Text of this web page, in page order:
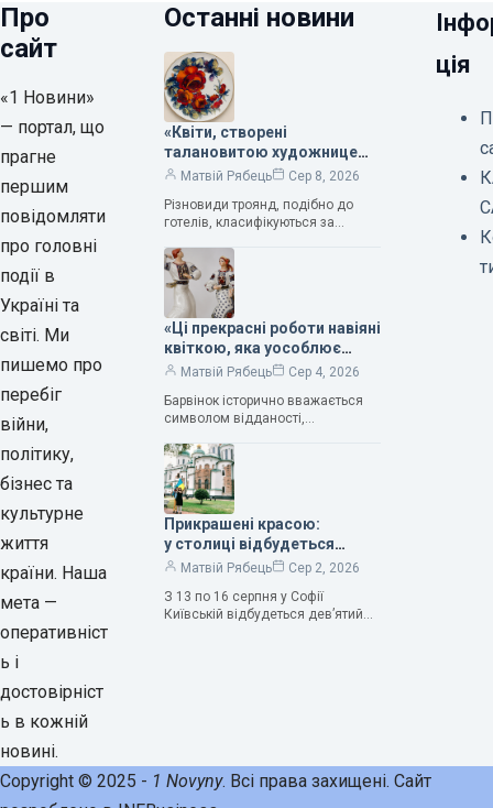
Про
сайт
«1 Новини»
— портал, що
прагне
першим
повідомляти
про головні
події в
Україні та
світі. Ми
пишемо про
перебіг
війни,
політику,
бізнес та
культурне
життя
країни. Наша
мета —
оперативніст
ь і
достовірніст
ь в кожній
новині.
Останні новини
«Квіти, створені
талановитою художницею
Валентиною Трегубовою,
— колекціонерка Людмила
Карпінська-Романюк
Матвій Рябець
Сер 8, 2026
Різновиди троянд, подібно до
готелів, класифікуються за
класифікації квітів їх лише чотири.
Критерії оцінки включають
розмір…
«Ці прекрасні роботи навіяні
квіткою, яка уособлює
нескінченне кохання», —
Людмила Карпінська-
Романюк
Матвій Рябець
Сер 4, 2026
Барвінок історично вважається
символом відданості,
та тривалого подружнього союзу.
Саме тому ця рослина надихала і
продовжує надихати митців на
Прикрашені красою:
у столиці відбудеться
дев’ятий фестиваль
Матвій Рябець
Сер 2, 2026
З 13 по 16 серпня у Софії
Київській відбудеться дев’ятий
ція
Copyright © 2025 - 1 Novyny. Всі права захищені. Сайт